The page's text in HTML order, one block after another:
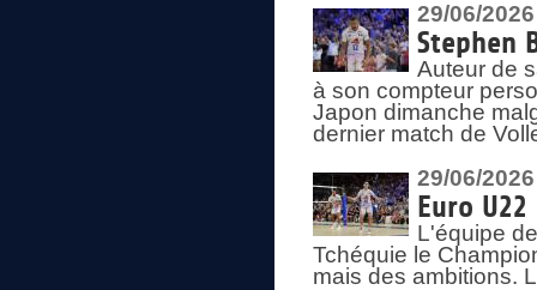
29/06/2026
Stephen
Auteur de
à son compteur
Japon dimanche
dernier match de
29/06/2026
Euro
L'équipe
Tchéquie le
mais des ambitions.